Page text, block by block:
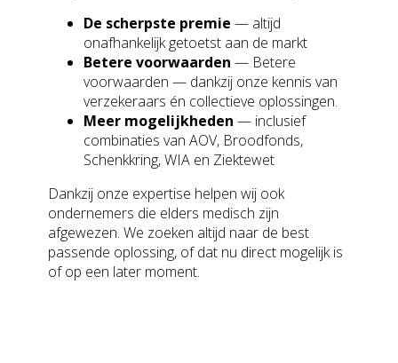
De scherpste premie — altijd
onafhankelijk getoetst aan de markt
Betere voorwaarden — Betere
voorwaarden — dankzij onze kennis van
verzekeraars én collectieve oplossingen.
Meer mogelijkheden — inclusief
combinaties van AOV, Broodfonds,
Schenkkring, WIA en Ziektewet
Dankzij onze expertise helpen wij ook
ondernemers die elders medisch zijn
afgewezen. We zoeken altijd naar de best
passende oplossing, of dat nu direct mogelijk is
of op een later moment.